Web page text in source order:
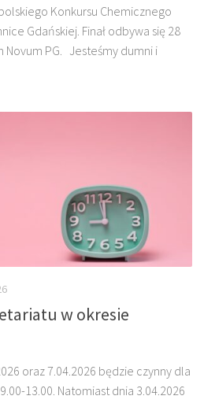
Konkursu Chemicznego
Gdańskiej. Finał odbywa się 28
Novum PG. Jesteśmy dumni i
w okresie
oraz 7.04.2026 będzie czynny dla
13.00. Natomiast dnia 3.04.2026